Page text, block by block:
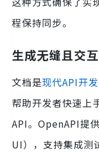
程保持同步。
生成无缝且交
文档是现代API开发
帮助开发者快速上
API。OpenAPI提
UI），支持集成测